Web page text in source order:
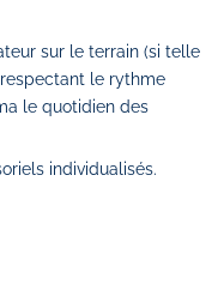
sur le terrain (si telle
le rythme
le quotidien des
individualisés.